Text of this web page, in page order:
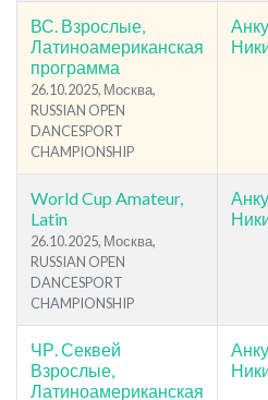
ВС. Взрослые,
Латиноамериканская
программа
26.10.2025, Москва,
RUSSIAN OPEN
DANCESPORT
CHAMPIONSHIP
World Cup Amateur,
Latin
26.10.2025, Москва,
RUSSIAN OPEN
DANCESPORT
CHAMPIONSHIP
ЧР. Секвей
Взрослые,
Латиноамериканская